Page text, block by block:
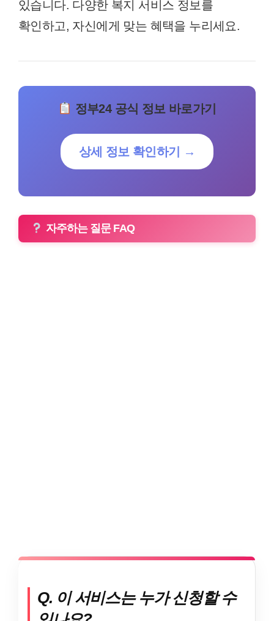
있습니다. 다양한 복지 서비스 정보를
확인하고, 자신에게 맞는 혜택을 누리세요.
정부24 공식 정보 바로가기
상세 정보 확인하기 →
자주하는 질문 FAQ
Q. 이 서비스는 누가 신청할 수